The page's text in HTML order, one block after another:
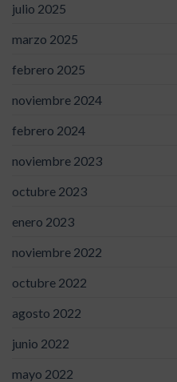
julio 2025
marzo 2025
febrero 2025
noviembre 2024
febrero 2024
noviembre 2023
octubre 2023
enero 2023
noviembre 2022
octubre 2022
agosto 2022
junio 2022
mayo 2022